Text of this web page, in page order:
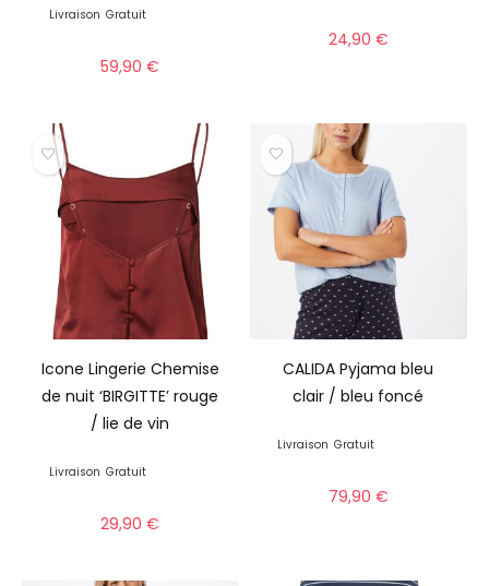
Livraison Gratuit
59,90€
24,90 €
Icone Lingerie Chemise
de nuit ‘BIRGITTE’ rouge
/ lie de vin
Livraison Gratuit
29,90€
CALIDA Pyjama bleu
clair / bleu foncé
Livraison Gratuit
79,90 €